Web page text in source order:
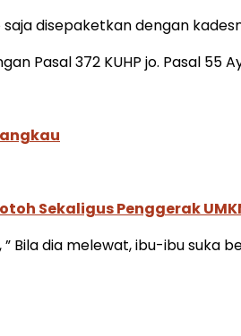
disepaketkan dengan
372 KUHP jo. Pasal 55
Sekaligus Penggerak
dia melewat, ibu-ibu suka